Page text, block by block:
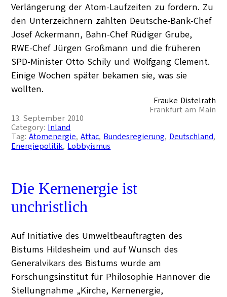
Verlängerung der Atom-Laufzeiten zu fordern. Zu
den Unterzeichnern zählten Deutsche-Bank-Chef
Josef Ackermann, Bahn-Chef Rüdiger Grube,
RWE-Chef Jürgen Großmann und die früheren
SPD-Minister Otto Schily und Wolfgang Clement.
Einige Wochen später bekamen sie, was sie
wollten.
Frauke Distelrath
Frankfurt am Main
13. September 2010
Category: Inland
Tag:Atomenergie, Attac, Bundesregierung, Deutschland
Energiepolitik, Lobbyismus
Die Kernenergie ist
unchristlich
Auf Initiative des Umweltbeauftragten des
Bistums Hildesheim und auf Wunsch des
Generalvikars des Bistums wurde am
Forschungsinstitut für Philosophie Hannover die
Stellungnahme „Kirche, Kernenergie,